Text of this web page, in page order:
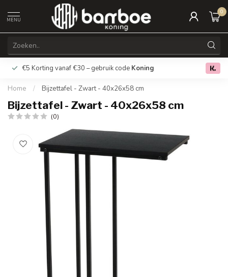
MENU
0
€5 Korting vanaf €30 – gebruik code Koning Gratis
Home / Bijzettafel - Zwart - 40x26x58 cm
Bijzettafel - Zwart - 40x26x58 cm
(0)